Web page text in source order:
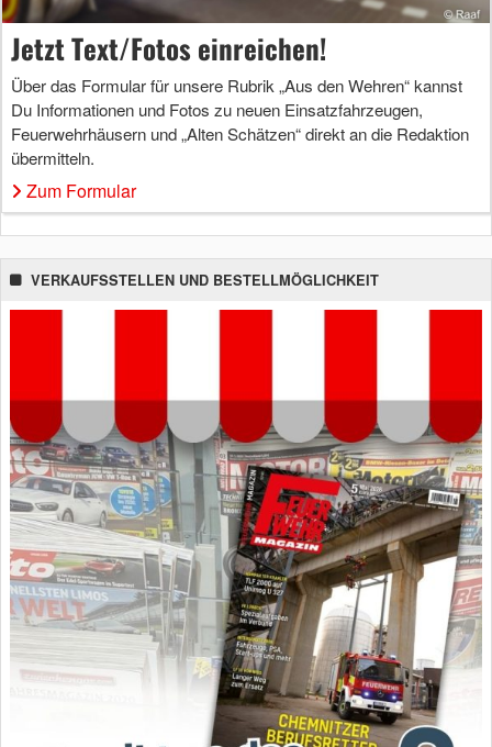
Jetzt Text/Fotos einreichen!
Über das Formular für unsere Rubrik „Aus den Wehren“ kannst
Du Informationen und Fotos zu neuen Einsatzfahrzeugen,
Feuerwehrhäusern und „Alten Schätzen“ direkt an die Redaktion
übermitteln.
Zum Formular
VERKAUFSSTELLEN UND BESTELLMÖGLICHKEIT